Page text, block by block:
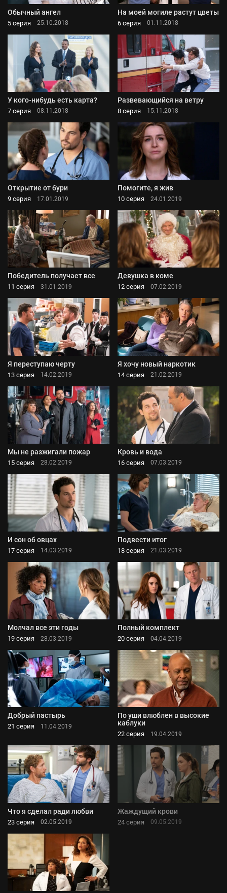
Обычный ангел
5 серия 25.10.2018
На моей могиле растут цветы
6 серия 01.11.2018
У кого-нибудь есть карта?
7 серия 08.11.2018
Развевающийся на ветру
8 серия 15.11.2018
Открытие от бури
9 серия 17.01.2019
Помогите, я жив
10 серия 24.01.2019
Победитель получает все
11 серия 31.01.2019
Девушка в коме
12 серия 07.02.2019
Я переступаю черту
13 серия 14.02.2019
Я хочу новый наркотик
14 серия 21.02.2019
Мы не разжигали пожар
15 серия 28.02.2019
Кровь и вода
16 серия 07.03.2019
И сон об овцах
17 серия 14.03.2019
Подвести итог
18 серия 21.03.2019
Молчал все эти годы
19 серия 28.03.2019
Полный комплект
20 серия 04.04.2019
Добрый пастырь
21 серия 11.04.2019
По уши влюблен в высокие
каблуки
22 серия 19.04.2019
Что я сделал ради любви
23 серия 02.05.2019
Жаждущий крови
24 серия 09.05.2019